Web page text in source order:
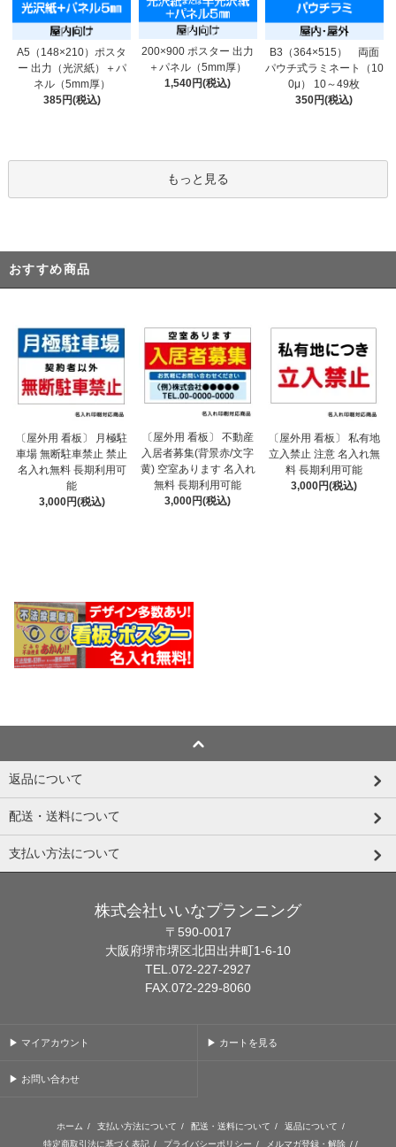
A5（148×210）ポスタ
ー 出力（光沢紙）＋パ
ネル（5mm厚）
385円(税込)
200×900 ポスター 出力
＋パネル（5mm厚）
1,540円(税込)
B3（364×515） 両面
パウチ式ラミネート（10
0μ） 10～49枚
350円(税込)
もっと見る
おすすめ商品
〔屋外用 看板〕 月極駐
車場 無断駐車禁止 禁止
名入れ無料 長期利用可
能
3,000円(税込)
〔屋外用 看板〕 不動産
入居者募集(背景赤/文字
黄) 空室あります 名入れ
無料 長期利用可能
3,000円(税込)
〔屋外用 看板〕 私有地
立入禁止 注意 名入れ無
料 長期利用可能
3,000円(税込)
返品について
配送・送料について
支払い方法について
株式会社いいなプランニング
〒590-0017
大阪府堺市堺区北田出井町1-6-10
TEL.072-227-2927
FAX.072-229-8060
▶ マイアカウント ▶ カートを見る
▶ お問い合わせ
ホーム / 支払い方法について / 配送・送料について / 返品について /
特定商取引法に基づく表記 / プライバシーポリシー / メルマガ登録・解除 / /